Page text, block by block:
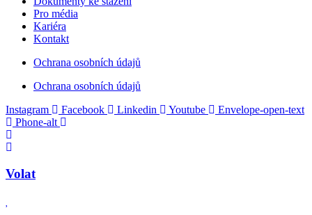
Pro média
Kariéra
Kontakt
Ochrana osobních údajů
Ochrana osobních údajů
Instagram
Facebook Linkedin Youtube
Envelope-open-text
Phone-alt
Volat